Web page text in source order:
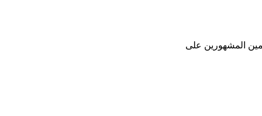
المشهورين على